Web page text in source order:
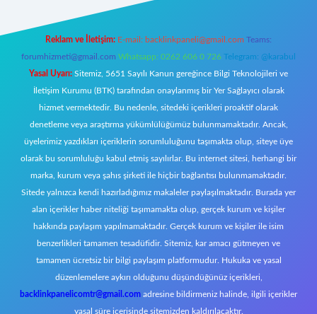
Reklam ve İletişim: E-mail: backlinkpaneli@gmail.com Teams:
forumhizmeti@gmail.com Whatsapp: 0262 606 0 726 Telegram: @karabul
Yasal Uyarı: Sitemiz, 5651 Sayılı Kanun gereğince Bilgi Teknolojileri ve
İletişim Kurumu (BTK) tarafından onaylanmış bir Yer Sağlayıcı olarak
hizmet vermektedir. Bu nedenle, sitedeki içerikleri proaktif olarak
denetleme veya araştırma yükümlülüğümüz bulunmamaktadır. Ancak,
üyelerimiz yazdıkları içeriklerin sorumluluğunu taşımakta olup, siteye üye
olarak bu sorumluluğu kabul etmiş sayılırlar. Bu internet sitesi, herhangi bir
marka, kurum veya şahıs şirketi ile hiçbir bağlantısı bulunmamaktadır.
Sitede yalnızca kendi hazırladığımız makaleler paylaşılmaktadır. Burada yer
alan içerikler haber niteliği taşımamakta olup, gerçek kurum ve kişiler
hakkında paylaşım yapılmamaktadır. Gerçek kurum ve kişiler ile isim
benzerlikleri tamamen tesadüfidir. Sitemiz, kar amacı gütmeyen ve
tamamen ücretsiz bir bilgi paylaşım platformudur. Hukuka ve yasal
düzenlemelere aykırı olduğunu düşündüğünüz içerikleri,
backlinkpanelicomtr@gmail.com adresine bildirmeniz halinde, ilgili içerikler
yasal süre içerisinde sitemizden kaldırılacaktır.